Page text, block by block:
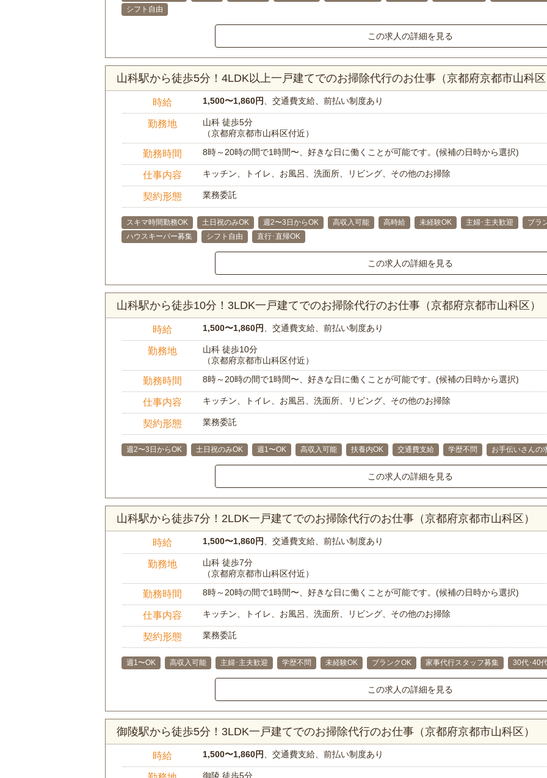
シフト自由
この求人の詳細を見る
山科駅から徒歩5分！4LDK以上一戸建てでのお掃除代行のお仕事（京都府京都市山科区
時給 1,500〜1,860円 、交通費支給、前払い制度あり
勤務地
山科 徒歩5分
（京都府京都市山科区付近）
勤務時間 8時～20時の間で1時間〜、好きな日に働くことが可能です。(候補の日時から選択)
仕事内容 キッチン、トイレ、お風呂、洗面所、リビング、その他のお掃除
契約形態 業務委託
スキマ時間勤務OK 土日祝のみOK 週2〜3日からOK 高収入可能 高時給 未経験OK 主婦･主夫歓迎 ブラ
ハウスキーパー募集
シフト自由 直行･直帰OK
この求人の詳細を見る
山科駅から徒歩10分！3LDK一戸建てでのお掃除代行のお仕事（京都府京都市山科区）
時給 1,500〜1,860円 、交通費支給、前払い制度あり
勤務地
山科 徒歩10分
（京都府京都市山科区付近）
勤務時間 8時～20時の間で1時間〜、好きな日に働くことが可能です。(候補の日時から選択)
仕事内容 キッチン、トイレ、お風呂、洗面所、リビング、その他のお掃除
契約形態 業務委託
週2〜3日からOK 土日祝のみOK 週1〜OK 高収入可能 扶養内OK 交通費支給 学歴不問 お手伝いさんの
この求人の詳細を見る
山科駅から徒歩7分！2LDK一戸建てでのお掃除代行のお仕事（京都府京都市山科区）
時給 1,500〜1,860円 、交通費支給、前払い制度あり
勤務地
山科 徒歩7分
（京都府京都市山科区付近）
勤務時間 8時～20時の間で1時間〜、好きな日に働くことが可能です。(候補の日時から選択)
仕事内容 キッチン、トイレ、お風呂、洗面所、リビング、その他のお掃除
契約形態 業務委託
週1〜OK 高収入可能 主婦･主夫歓迎 学歴不問 未経験OK ブランクOK 家事代行スタッフ募集 30代･40
この求人の詳細を見る
御陵駅から徒歩5分！3LDK一戸建てでのお掃除代行のお仕事（京都府京都市山科区）
時給 1,500〜1,860円 、交通費支給、前払い制度あり
御陵 徒歩5分